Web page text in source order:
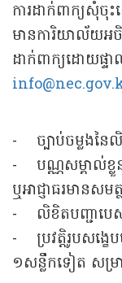
ការដាក់ពាក្យសុំចុ
មានការិយាល័យអចិ
ដាក់ពាក្យដោយផ្
- ច្បាប់ចម្លងនៃលិ
- បណ្ណសម្គាល់ខ្លួ
ឬអាជ្ញាធរមានសមត្
- លិខិតបញ្ជាបេស
- ប្រវត្តិរូបសង្ខ
១សន្លឹកទៀត សម្រា